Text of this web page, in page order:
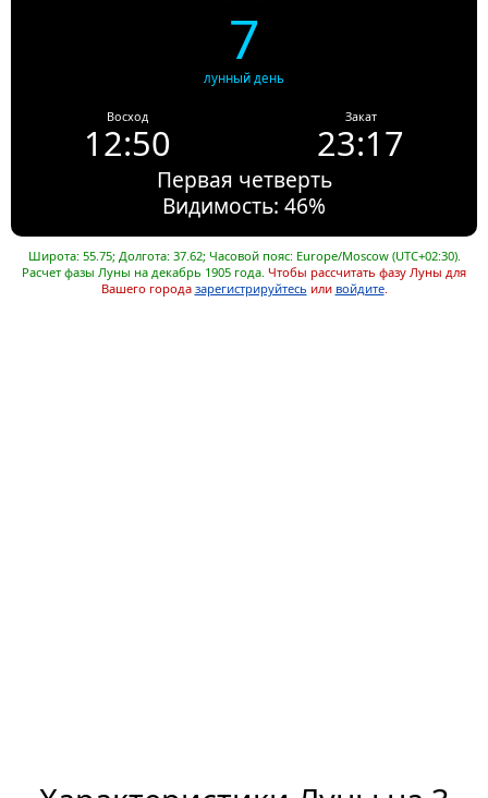
7
лунный день
Восход
12:50
Закат
23:17
Первая четверть
Видимость: 46%
Широта: 55.75; Долгота: 37.62; Часовой пояс: Europe/Moscow (UTC+02:30).
Расчет фазы Луны на декабрь 1905 года. Чтобы рассчитать фазу Луны для
Вашего города зарегистрируйтесь или войдите.